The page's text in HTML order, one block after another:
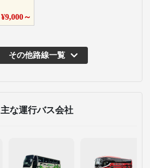
¥9,000～
その他路線一覧
主な運行バス会社